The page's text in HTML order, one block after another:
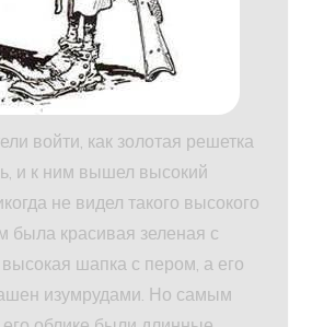
войти, как золотая решетка
и к ним вышел высокий
не видел такого высокого
была красивая зеленая с
шапка с пером, а его
изумрудами. Но самым